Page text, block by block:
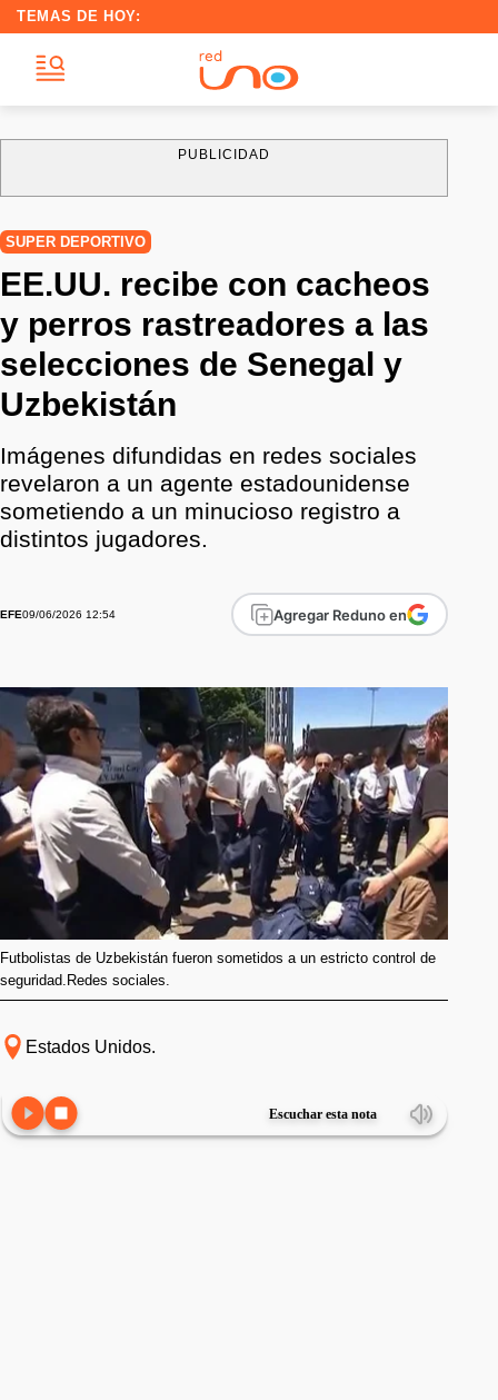
TEMAS DE HOY:
PUBLICIDAD
SUPER DEPORTIVO
EE.UU. recibe con cacheos
y perros rastreadores a las
selecciones de Senegal y
Uzbekistán
Imágenes difundidas en redes sociales
revelaron a un agente estadounidense
sometiendo a un minucioso registro a
distintos jugadores.
EFE09/06/2026 12:54 Agregar Reduno en
Futbolistas de Uzbekistán fueron sometidos a un estricto control de
seguridad.Redes sociales.
Estados Unidos.
Escuchar esta nota